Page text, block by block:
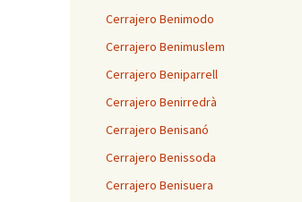
Cerrajero Benimodo
Cerrajero Benimuslem
Cerrajero Beniparrell
Cerrajero Benirredrà
Cerrajero Benisanó
Cerrajero Benissoda
Cerrajero Benisuera